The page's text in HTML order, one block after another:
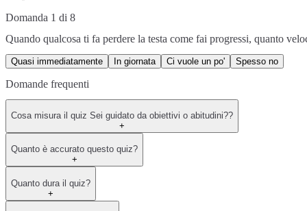
Domanda 1 di 8
Quando qualcosa ti fa perdere la testa come fai progressi, quanto
Quasi immediatamente In giornata Ci vuole un po' Spesso no
Domande frequenti
Cosa misura il quiz Sei guidato da obiettivi o abitudini??
+
Quanto è accurato questo quiz?
+
Quanto dura il quiz?
+